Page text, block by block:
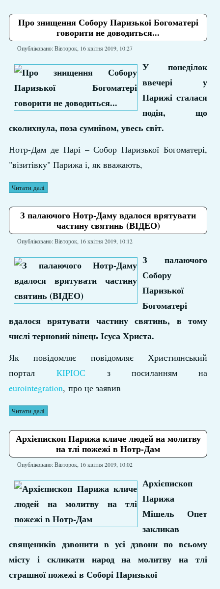
Про знищення Собору Паризької Богоматері
говорити не доводиться...
Опубліковано: Вівторок, 16 квітня 2019, 10:27
У понеділок
ввечері у
Парижі сталася
подія, що
сколихнула, поза сумнівом, увесь світ.
Нотр-Дам де Парі – Собор Паризької Богоматері,
"візитівку" Парижа і, як вважають,
Читати далі
З палаючого Нотр-Даму вдалося врятувати
частину святинь (ВІДЕО)
Опубліковано: Вівторок, 16 квітня 2019, 10:12
З палаючого
Собору
Паризької
Богоматері
вдалося врятувати частину святинь, в тому
числі терновий вінець Ісуса Христа.
Як повідомляє повідомляє Християнський
портал КІРІОС з посиланням на
eurointegration, про це заявив
Читати далі
Архієпископ Парижа кличе людей на молитву
на тлі пожежі в Нотр-Дам
Опубліковано: Вівторок, 16 квітня 2019, 10:02
Архієпископ
Парижа
Мішель Опет
закликав
священиків дзвонити в усі дзвони по всьому
місту і скликати народ на молитву на тлі
страшної пожежі в Соборі Паризької